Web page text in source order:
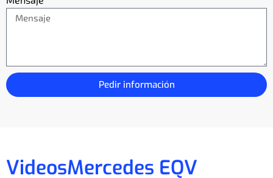
Pedir información
VideosMercedes EQV